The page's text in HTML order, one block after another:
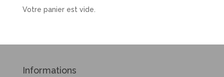
Votre panier est vide.
Informations